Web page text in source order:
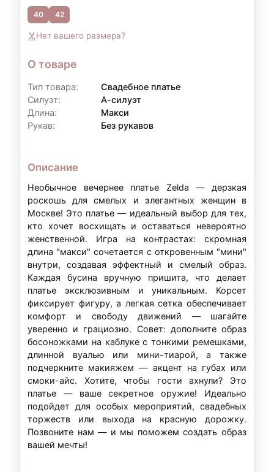
40 42
Нет вашего размера?
О товаре
Тип товара:
Свадебное платье
Силуэт:
А-силуэт
Длина:
Макси
Рукав:
Без рукавов
Описание
Необычное вечернее платье Zelda — дерзкая
роскошь для смелых и элегантных женщин в
Москве! Это платье — идеальный выбор для тех,
кто хочет восхищать и оставаться невероятно
женственной. Игра на контрастах: скромная
длина "макси" сочетается с откровенным "мини"
внутри, создавая эффектный и смелый образ.
Каждая бусина вручную пришита, что делает
платье эксклюзивным и уникальным. Корсет
фиксирует фигуру, а легкая сетка обеспечивает
комфорт и свободу движений — шагайте
уверенно и грациозно. Совет: дополните образ
босоножками на каблуке с тонкими ремешками,
длинной вуалью или мини-тиарой, а также
подчеркните макияжем — акцент на губах или
смоки-айс. Хотите, чтобы гости ахнули? Это
платье — ваше секретное оружие! Идеально
подойдет для особых мероприятий, свадебных
торжеств или выхода на красную дорожку.
Позвоните нам — и мы поможем создать образ
вашей мечты!
Контакты для уточнения:
По всем вопросам, связанным с
оформлением рассрочки, вы можете
Телефон:
+7 (903) 718-28-15
WhatsApp:
+7 (903) 718-28-15
Примечание:Условия рассрочки могут
варьироваться в зависимости от суммы аренды
и индивидуальных обстоятельств. Точные
условия уточняйте у наших менеджеров.